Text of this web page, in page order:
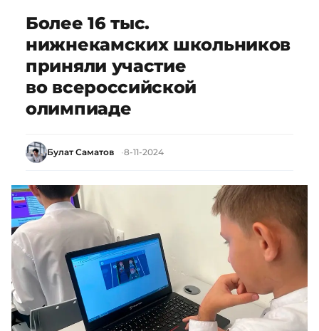
Более 16 тыс.
нижнекамских школьников
приняли участие
во всероссийской
олимпиаде
Булат Саматов 8-11-2024